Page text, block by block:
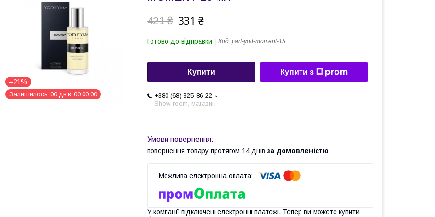
–21%
Залишилось 00 днів 00 00 00
421 ₴ 331 ₴
Готово до відправки Код: parf-yod-moment-15
Купити Купити з
+380 (68) 325-86-22
Show-room, магазин
повернення товару протягом 14 днів за домовленістю
У компанії підключені електронні платежі. Тепер ви можете купити